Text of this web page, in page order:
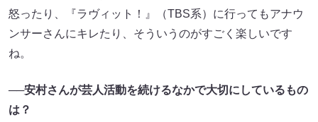
怒ったり、『ラヴィット！』（TBS系）に行ってもアナウ
ンサーさんにキレたり、そういうのがすごく楽しいです
ね。
──安村さんが芸人活動を続けるなかで大切にしているもの
は？